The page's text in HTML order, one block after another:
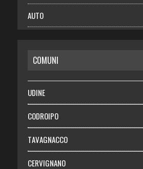
AUTO
RISPARMIO
SALUTE
Necrologie
Chi siamo
Abbonati
COMUNI
UDINE
CODROIPO
TAVAGNACCO
CERVIGNANO